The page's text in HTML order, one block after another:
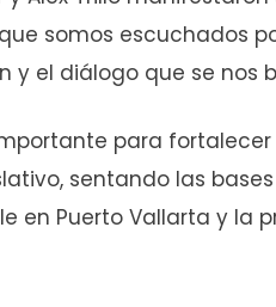
somos escuchados
el diálogo que se nos
para
sentando las
en Puerto Vallarta y la